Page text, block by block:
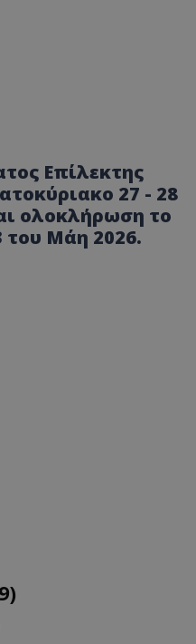
Επίλεκτης
27 - 28
ολοκλήρωση το
του Μάη 2026.